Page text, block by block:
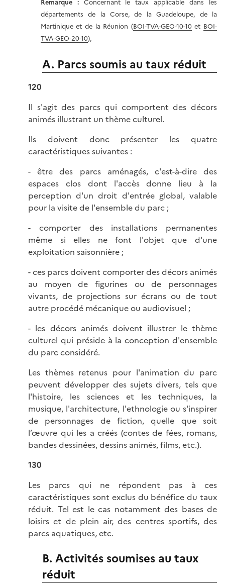
Remarque :Concernant le taux applicable dans les
départements de la Corse, de la Guadeloupe, de la
Martinique et de la Réunion (BOI-TVA-GEO-10-10et BOI-
TVA-GEO-20-10),
A. Parcs soumis au taux réduit
120
Il s'agit des parcs qui comportent des décors
animés illustrant un thème culturel.
Ils doivent donc présenter les quatre
caractéristiques suivantes :
- être des parcs aménagés, c'est-à-dire des
espaces clos dont l'accès donne lieu à la
perception d'un droit d'entrée global, valable
pour la visite de l'ensemble du parc ;
- comporter des installations permanentes
même si elles ne font l'objet que d'une
exploitation saisonnière ;
- ces parcs doivent comporter des décors animés
au moyen de figurines ou de personnages
vivants, de projections sur écrans ou de tout
autre procédé mécanique ou audiovisuel ;
- les décors animés doivent illustrer le thème
culturel qui préside à la conception d'ensemble
du parc considéré.
Les thèmes retenus pour l'animation du parc
peuvent développer des sujets divers, tels que
l'histoire, les sciences et les techniques, la
musique, l'architecture, l'ethnologie ou s'inspirer
de personnages de fiction, quelle que soit
l’œuvre qui les a créés (contes de fées, romans,
bandes dessinées, dessins animés, films, etc.).
130
Les parcs qui ne répondent pas à ces
caractéristiques sont exclus du bénéfice du taux
réduit. Tel est le cas notamment des bases de
loisirs et de plein air, des centres sportifs, des
parcs aquatiques, etc.
B. Activités soumises au taux
réduit